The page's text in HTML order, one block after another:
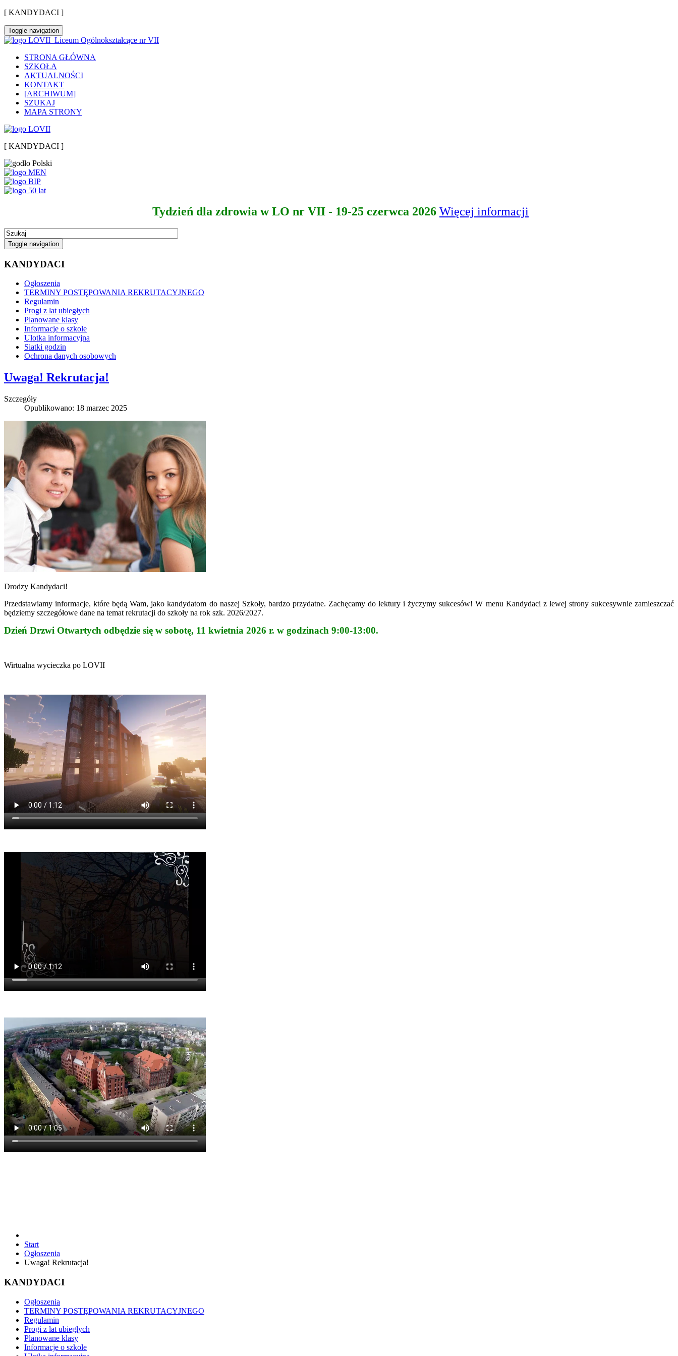
[ KANDYDACI ]
Toggle navigation
Liceum Ogólnokształcące nr VII
STRONA GŁÓWNA
SZKOŁA
AKTUALNOŚCI
KONTAKT
[ARCHIWUM]
SZUKAJ
MAPA STRONY
[ KANDYDACI ]
Tydzień dla zdrowia w LO nr VII - 19-25 czerwca 2026 Więcej informacji
Toggle navigation
KANDYDACI
Ogłoszenia
TERMINY POSTĘPOWANIA REKRUTACYJNEGO
Regulamin
Progi z lat ubiegłych
Planowane klasy
Informacje o szkole
Ulotka informacyjna
Siatki godzin
Ochrona danych osobowych
Uwaga! Rekrutacja!
Szczegóły
Opublikowano: 18 marzec 2025
Drodzy Kandydaci!
Przedstawiamy informacje, które będą Wam, jako kandydatom do naszej Szkoły, bardzo przydatne. Zachęcamy do lektury i życzymy sukcesów! W menu Kandydaci z lewej strony sukcesywnie zamieszczać
będziemy szczegółowe dane na temat rekrutacji do szkoły na rok szk. 2026/2027.
Dzień Drzwi Otwartych odbędzie się w sobotę, 11 kwietnia 2026 r. w godzinach 9:00-13:00.
Wirtualna wycieczka po LOVII
Start
Ogłoszenia
Uwaga! Rekrutacja!
KANDYDACI
Ogłoszenia
TERMINY POSTĘPOWANIA REKRUTACYJNEGO
Regulamin
Progi z lat ubiegłych
Planowane klasy
Informacje o szkole